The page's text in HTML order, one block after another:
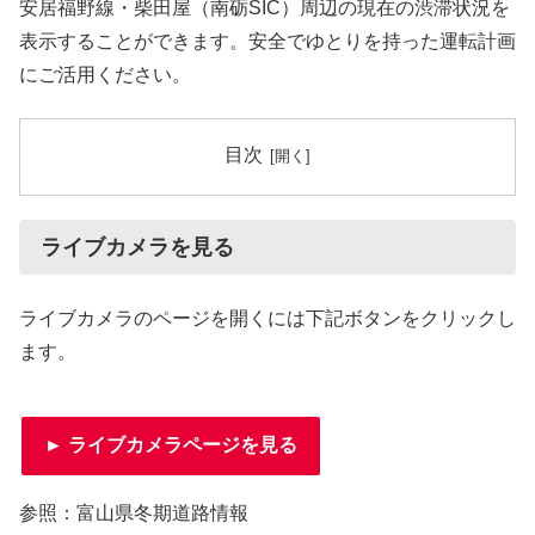
安居福野線・柴田屋（南砺SIC）周辺の現在の渋滞状況を
表示することができます。安全でゆとりを持った運転計画
にご活用ください。
目次
ライブカメラを見る
ライブカメラのページを開くには下記ボタンをクリックし
ます。
► ライブカメラページを見る
参照：富山県冬期道路情報